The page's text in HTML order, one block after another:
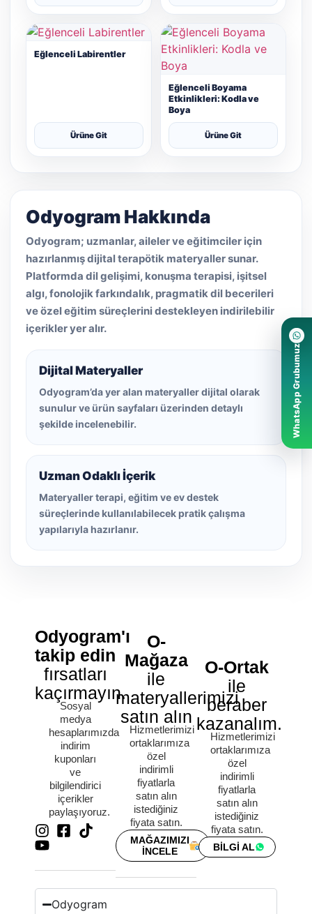
Eğlenceli Labirentler
Ürüne Git
Eğlenceli Boyama
Etkinlikleri: Kodla ve
Boya
Ürüne Git
Odyogram Hakkında
Odyogram; uzmanlar, aileler ve eğitimciler için
hazırlanmış dijital terapötik materyaller sunar.
Platformda dil gelişimi, konuşma terapisi, işitsel
algı, fonolojik farkındalık, pragmatik dil becerileri
ve özel eğitim süreçlerini destekleyen indirilebilir
içerikler yer alır.
Dijital Materyaller
Odyogram’da yer alan materyaller dijital olarak
sunulur ve ürün sayfaları üzerinden detaylı
şekilde incelenebilir.
Uzman Odaklı İçerik
Materyaller terapi, eğitim ve ev destek
süreçlerinde kullanılabilecek pratik çalışma
yapılarıyla hazırlanır.
Odyogram'ı
takip edin
fırsatları
kaçırmayın.
Sosyal
medya
hesaplarımızda
indirim
kuponları
ve
bilgilendirici
içerikler
paylaşıyoruz.
O-
Mağaza
ile
materyallerimizi
satın alın
Hizmetlerimizi
ortaklarımıza
özel
indirimli
fiyatlarla
satın alın
istediğiniz
fiyata satın.
MAĞAZIMIZI
İNCELE
O-Ortak
ile
beraber
kazanalım.
Hizmetlerimizi
ortaklarımıza
özel
indirimli
fiyatlarla
satın alın
istediğiniz
fiyata satın.
BİLGİ AL
Odyogram
WhatsApp Grubumuz